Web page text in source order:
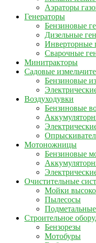
Аэраторы
Генераторы
Бензиновые
Дизельные
Инверторные
Сварочные
Минитракторы
Садовые
Бензиновые
Воздуходувки
Бензиновые
Мотоножницы
Бензиновые
Очистительные
Мойки
Пылесосы
Строительное
Бензорезы
Мотобуры